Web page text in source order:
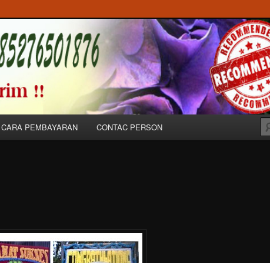
085276501876
Ucapan Untuk Dukacita, Peresmian & Pernikahan/Wedding di
CARA PEMBAYARAN CONTAC PERSON